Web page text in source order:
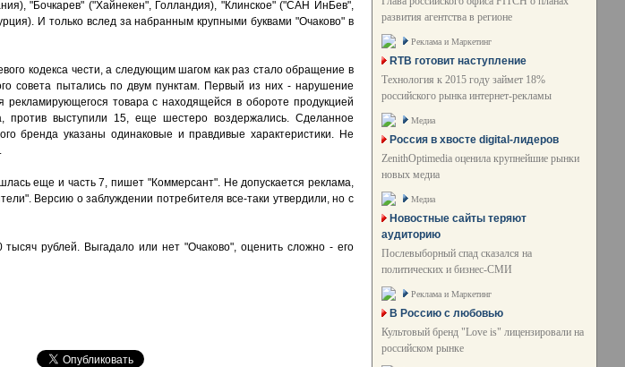
"Бочкарев" ("Хайнекен", Голландия), "Клинское" ("САН ИнБев",
И только вслед за набранным крупными буквами "Очаково" в
кодекса чести, а следующим шагом как раз стало обращение в
совета пытались по двум пунктам. Первый из них - нарушение
товара с находящейся в обороте продукцией
против выступили 15, еще шестеро воздержались. Сделанное
бренда указаны одинаковые и правдивые характеристики. Не
еще и часть 7, пишет "Коммерсант". Не допускается реклама,
Версию о заблуждении потребителя все-таки утвердили, но с
рублей. Выгадало или нет "Очаково", оценить сложно - его
развития агентства в регионе
Реклама и Маркетинг
RTB готовит наступление
Технология к 2015 году займет 18%
российского рынка интернет-рекламы
Медиа
Россия в хвосте digital-лидеров
ZenithOptimedia оценила крупнейшие рынки
новых медиа
Медиа
Новостные сайты теряют
аудиторию
Послевыборный спад сказался на
политических и бизнес-СМИ
Реклама и Маркетинг
В Россию с любовью
Культовый бренд "Love is" лицензировали на
российском рынке